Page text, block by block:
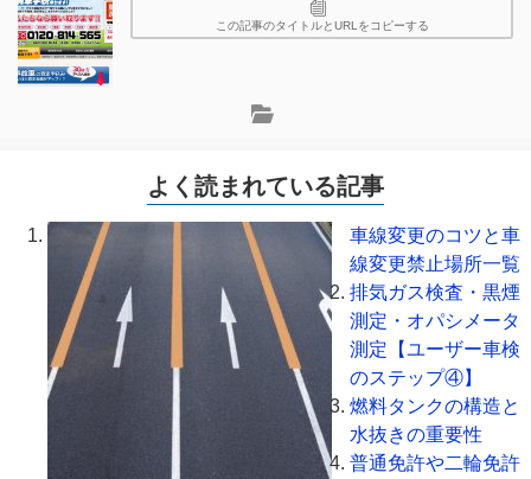
この記事のタイトルとURLをコピーする
よく読まれている記事
車線変更のコツと車
線変更禁止場所一覧
排気ガス検査・黒煙
測定・オパシメータ
測定【ユーザー車検
のステップ④】
燃料タンクの構造と
水抜きの重要性
普通免許や二輪免許